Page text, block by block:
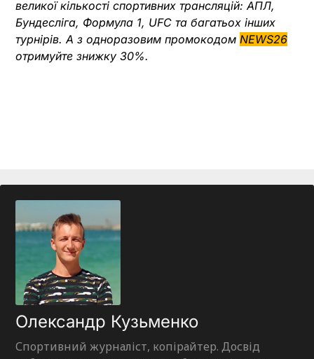
великої кількості спортивних трансляцій: АПЛ,
Бундесліга, Формула 1, UFC та багатьох інших
турнірів. А з одноразовим промокодом NEWS26
отримуйте знижку 30%.
Олександр Кузьменко
Спортивний журналіст, копірайтер. Досвід